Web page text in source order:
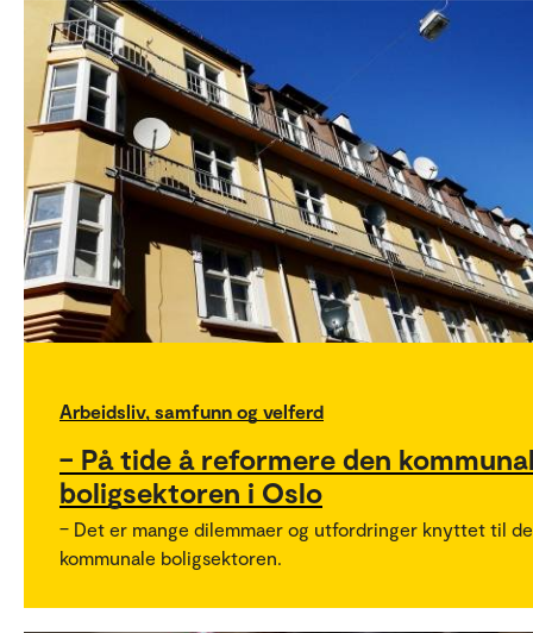
Arbeidsliv, samfunn og velferd
– På tide å reformere den
boligsektoren i Oslo
– Det er mange dilemmaer og utfordringer knyttet til
kommunale boligsektoren.